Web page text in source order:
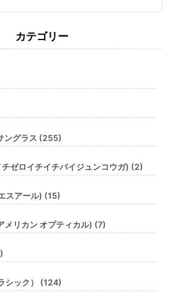
カテゴリー
ングラス (255)
ゼロイチイチバイジュンコウガ) (2)
スアール) (15)
リカン オプティカル) (7)
シック） (124)